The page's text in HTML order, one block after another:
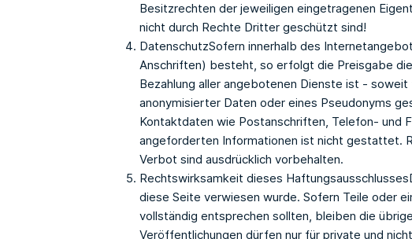
Besitzrechten der jeweiligen eingetragenen
nicht durch Rechte Dritter geschützt sind!
DatenschutzSofern innerhalb des
Anschriften) besteht, so erfolgt die Preisgabe
Bezahlung aller angebotenen Dienste ist -
anonymisierter Daten oder eines Pseudonyms
Kontaktdaten wie Postanschriften, Telefon- und
angeforderten Informationen ist nicht gestattet.
Verbot sind ausdrücklich vorbehalten.
Rechtswirksamkeit dieses
diese Seite verwiesen wurde. Sofern Teile oder
vollständig entsprechen sollten, bleiben die
Veröffentlichungen dürfen nur für private und